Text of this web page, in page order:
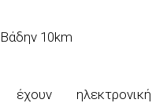
10km
ηλεκτρονική